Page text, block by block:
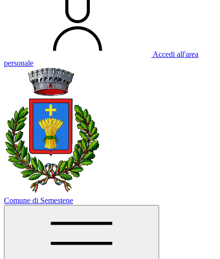
Accedi all'area
personale
Comune di Semestene